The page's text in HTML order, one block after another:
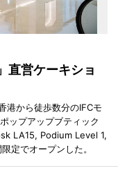
直営ケーキショ
港から徒歩数分のIFCモ
ップアップブティック
LA15, Podium Level 1,
定でオープンした。